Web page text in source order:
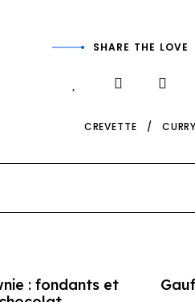
SHARE THE LOVE
CREVETTE CURRY
: fondants et